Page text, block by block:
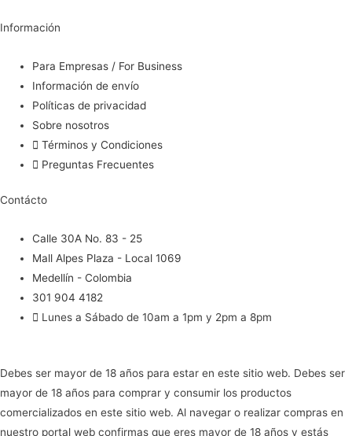
Información
Para Empresas / For Business
Información de envío
Políticas de privacidad
Sobre nosotros
Términos y Condiciones
Preguntas Frecuentes
Contácto
Calle 30A No. 83 - 25
Mall Alpes Plaza - Local 1069
Medellín - Colombia
301 904 4182
Lunes a Sábado de 10am a 1pm y 2pm a 8pm
Debes ser mayor de 18 años para estar en este sitio web. Debes ser
mayor de 18 años para comprar y consumir los productos
comercializados en este sitio web. Al navegar o realizar compras en
nuestro portal web confirmas que eres mayor de 18 años y estás